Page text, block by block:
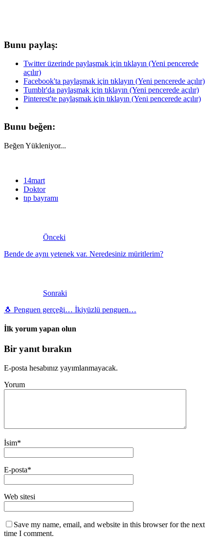
Bunu paylaş:
Twitter üzerinde paylaşmak için tıklayın (Yeni pencerede
açılır)
Facebook'ta paylaşmak için tıklayın (Yeni pencerede açılır)
Tumblr'da paylaşmak için tıklayın (Yeni pencerede açılır)
Pinterest'te paylaşmak için tıklayın (Yeni pencerede açılır)
Bunu beğen:
Beğen Yükleniyor...
14mart
Doktor
tıp bayramı
Önceki
Bende de aynı yetenek var. Neredesiniz müritlerim?
Sonraki
🐧 Penguen gerçeği… İkiyüzlü penguen…
İlk yorum yapan olun
Bir yanıt bırakın
E-posta hesabınız yayımlanmayacak.
Yorum
İsim*
E-posta*
Web sitesi
Save my name, email, and website in this browser for the next
time I comment.